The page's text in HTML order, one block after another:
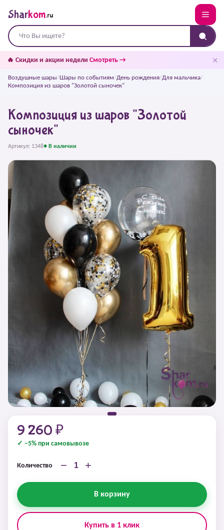
Sharkom.ru
🔥 Скидки и акции недели Смотреть → ✕
Воздушные шары/Шары по событиям/День рождения/Для мальчика/
Композиция из шаров "Золотой сыночек"
Композиция из шаров "Золотой
сыночек"
Артикул: 1348● В наличии
9 260 ₽
✓ −5% при самовывозе
Количество − +
В корзину
Купить в 1 клик